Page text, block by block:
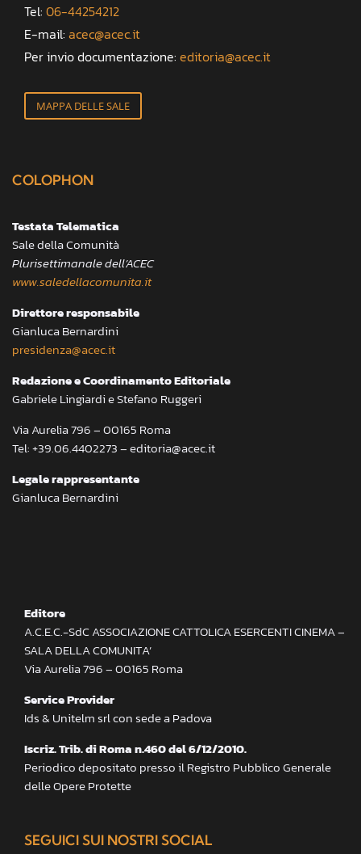
Tel: 06-44254212
E-mail: acec@acec.it
Per invio documentazione: editoria@acec.it
MAPPA DELLE SALE
COLOPHON
Testata Telematica
Sale della Comunità
Plurisettimanale dell’ACEC
www.saledellacomunita.it
Direttore responsabile
Gianluca Bernardini
presidenza@acec.it
Redazione e Coordinamento Editoriale
Gabriele Lingiardi e Stefano Ruggeri
Via Aurelia 796 – 00165 Roma
Tel: +39.06.4402273 – editoria@acec.it
Legale rappresentante
Gianluca Bernardini
Editore
A.C.E.C.-SdC ASSOCIAZIONE CATTOLICA ESERCENTI CINEMA –
SALA DELLA COMUNITA’
Via Aurelia 796 – 00165 Roma
Service Provider
Ids & Unitelm srl con sede a Padova
Iscriz. Trib. di Roma n.460 del 6/12/2010.
Periodico depositato presso il Registro Pubblico Generale
delle Opere Protette
SEGUICI SUI NOSTRI SOCIAL